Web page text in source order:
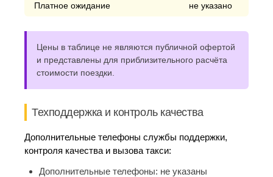
Платное ожидание не указано
Цены в таблице не являются публичной офертой
и представлены для приблизительного расчёта
стоимости поездки.
Техподдержка и контроль качества
Дополнительные телефоны службы поддержки,
контроля качества и вызова такси:
Дополнительные телефоны: не указаны